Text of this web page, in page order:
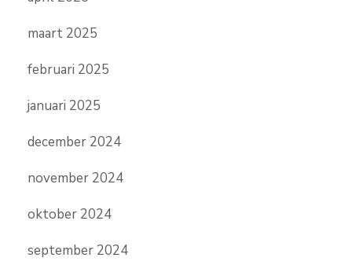
maart 2025
februari 2025
januari 2025
december 2024
november 2024
oktober 2024
september 2024